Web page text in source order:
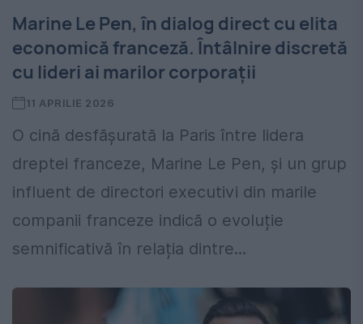
Marine Le Pen, în dialog direct cu elita
economică franceză. Întâlnire discretă
cu lideri ai marilor corporații
11 APRILIE 2026
O cină desfășurată la Paris între lidera
dreptei franceze, Marine Le Pen, și un grup
influent de directori executivi din marile
companii franceze indică o evoluție
semnificativă în relația dintre...